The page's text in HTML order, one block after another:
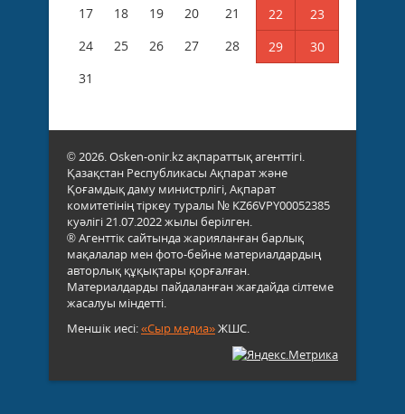
17
18 19 20 21 22
23
24
25 26 27 28 29
30
31
© 2026. Osken-onir.kz ақпараттық агенттігі.
Қазақстан Республикасы Ақпарат және
Қоғамдық даму министрлігі, Ақпарат
комитетінің тіркеу туралы № KZ66VPY00052385
куәлігі 21.07.2022 жылы берілген.
® Агенттік сайтында жарияланған барлық
мақалалар мен фото-бейне материалдардың
авторлық құқықтары қорғалған.
Материалдарды пайдаланған жағдайда сілтеме
жасалуы міндетті.
Меншік иесі:«Сыр медиа»ЖШС.